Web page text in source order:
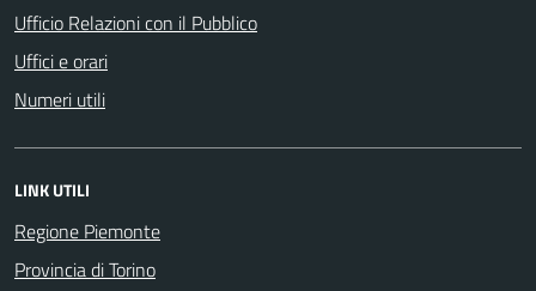
Ufficio Relazioni con il Pubblico
Uffici e orari
Numeri utili
LINK UTILI
Regione Piemonte
Provincia di Torino